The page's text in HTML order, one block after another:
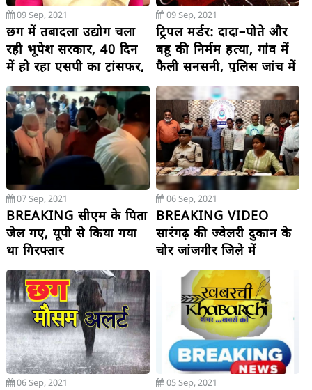
09 Sep, 2021
छग में तबादला उद्योग चला
रही भूपेश सरकार, 40 दिन
में हो रहा एसपी का ट्रांसफर,
बीजेपी नेत्री ने लगाए कांग्रेस
सरकार पर गंभीर आरोप
09 Sep, 2021
ट्रिपल मर्डर: दादा–पोते और
बहू की निर्मम हत्या, गांव में
फैली सनसनी, पुलिस जांच में
जुटी
07 Sep, 2021
BREAKING सीएम के पिता
जेल गए, यूपी से किया गया
था गिरफ्तार
06 Sep, 2021
BREAKING VIDEO
सारंगढ़ की ज्वेलरी दुकान के
चोर जांजगीर जिले में
पकड़ाए, कई चोरियों का
खुलासा, 7 लाख से ज्यादा
नगद, 16 किलो चांदी बरामद
06 Sep, 2021 05 Sep, 2021